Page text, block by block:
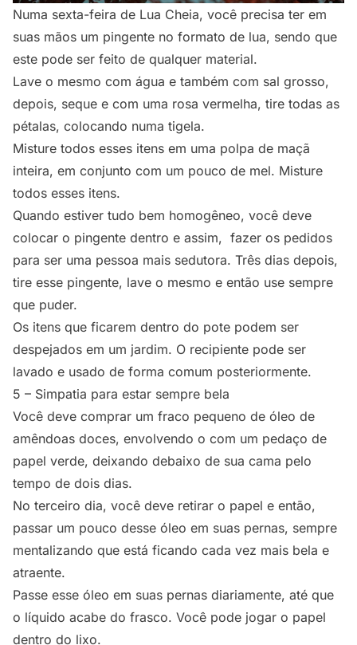
Numa sexta-feira de Lua Cheia, você precisa ter em
suas mãos um pingente no formato de lua, sendo que
este pode ser feito de qualquer material.
Lave o mesmo com água e também com sal grosso,
depois, seque e com uma rosa vermelha, tire todas as
pétalas, colocando numa tigela.
Misture todos esses itens em uma polpa de maçã
inteira, em conjunto com um pouco de mel. Misture
todos esses itens.
Quando estiver tudo bem homogêneo, você deve
colocar o pingente dentro e assim, fazer os pedidos
para ser uma pessoa mais sedutora. Três dias depois,
tire esse pingente, lave o mesmo e então use sempre
que puder.
Os itens que ficarem dentro do pote podem ser
despejados em um jardim. O recipiente pode ser
lavado e usado de forma comum posteriormente.
5 – Simpatia para estar sempre bela
Você deve comprar um fraco pequeno de óleo de
amêndoas doces, envolvendo o com um pedaço de
papel verde, deixando debaixo de sua cama pelo
tempo de dois dias.
No terceiro dia, você deve retirar o papel e então,
passar um pouco desse óleo em suas pernas, sempre
mentalizando que está ficando cada vez mais bela e
atraente.
Passe esse óleo em suas pernas diariamente, até que
o líquido acabe do frasco. Você pode jogar o papel
dentro do lixo.